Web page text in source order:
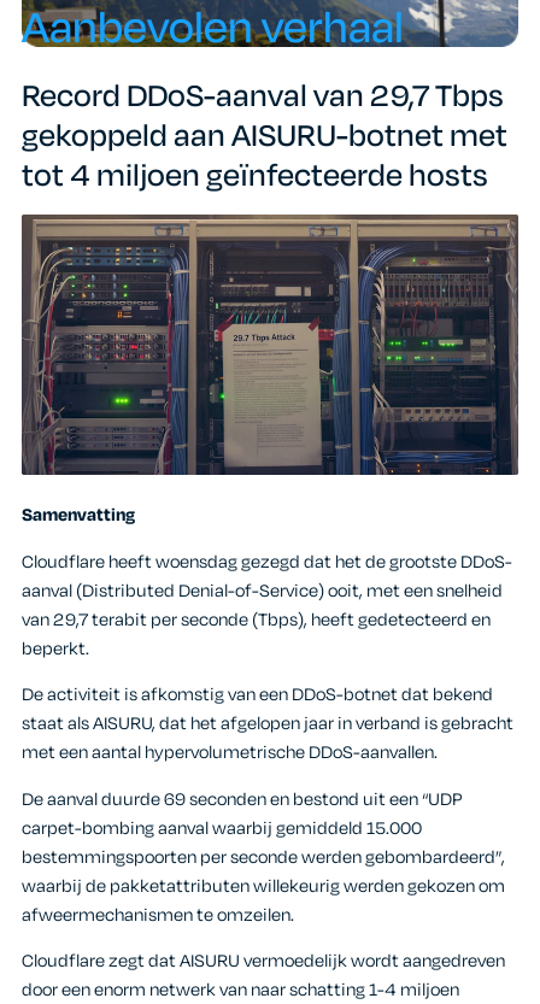
Aanbevolen verhaal
Record DDoS-aanval van 29,7 Tbps
gekoppeld aan AISURU-botnet met
tot 4 miljoen geïnfecteerde hosts
Samenvatting
Cloudflare heeft woensdag gezegd dat het de grootste DDoS-
aanval (Distributed Denial-of-Service) ooit, met een snelheid
van 29,7 terabit per seconde (Tbps), heeft gedetecteerd en
beperkt.
De activiteit is afkomstig van een DDoS-botnet dat bekend
staat als AISURU, dat het afgelopen jaar in verband is gebracht
met een aantal hypervolumetrische DDoS-aanvallen.
De aanval duurde 69 seconden en bestond uit een “UDP
carpet-bombing aanval waarbij gemiddeld 15.000
bestemmingspoorten per seconde werden gebombardeerd”,
waarbij de pakketattributen willekeurig werden gekozen om
afweermechanismen te omzeilen.
Cloudflare zegt dat AISURU vermoedelijk wordt aangedreven
door een enorm netwerk van naar schatting 1-4 miljoen